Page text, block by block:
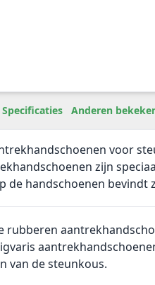
Specificaties Anderen
voor
zijn
de handschoenen bevindt
rubberen
van de steunkous.